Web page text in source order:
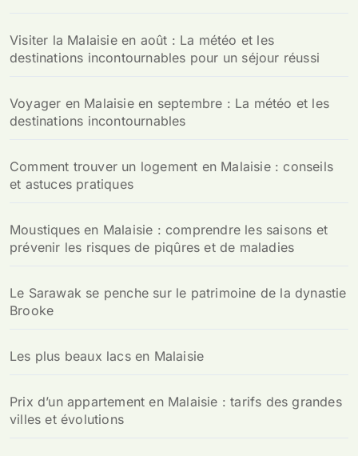
Visiter la Malaisie en août : La météo et les
destinations incontournables pour un séjour réussi
Voyager en Malaisie en septembre : La météo et les
destinations incontournables
Comment trouver un logement en Malaisie : conseils
et astuces pratiques
Moustiques en Malaisie : comprendre les saisons et
prévenir les risques de piqûres et de maladies
Le Sarawak se penche sur le patrimoine de la dynastie
Brooke
Les plus beaux lacs en Malaisie
Prix d’un appartement en Malaisie : tarifs des grandes
villes et évolutions